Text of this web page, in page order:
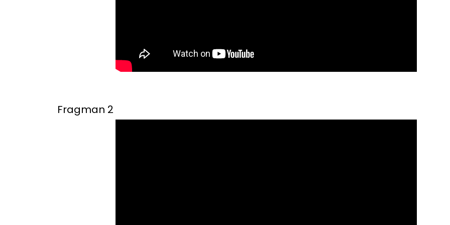
Fragman 2